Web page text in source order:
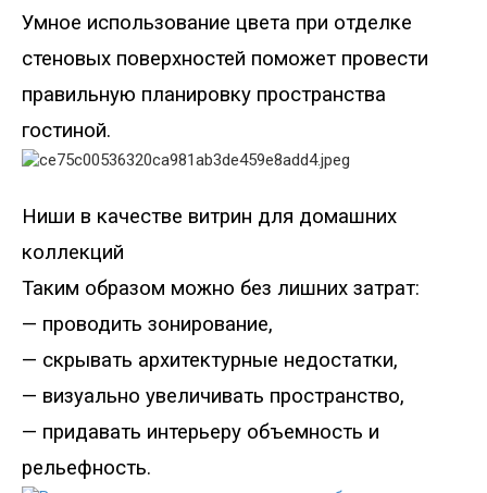
Умное использование цвета при отделке
стеновых поверхностей поможет провести
правильную планировку пространства
гостиной.
Ниши в качестве витрин для домашних
коллекций
Таким образом можно без лишних затрат:
— проводить зонирование,
— скрывать архитектурные недостатки,
— визуально увеличивать пространство,
— придавать интерьеру объемность и
рельефность.